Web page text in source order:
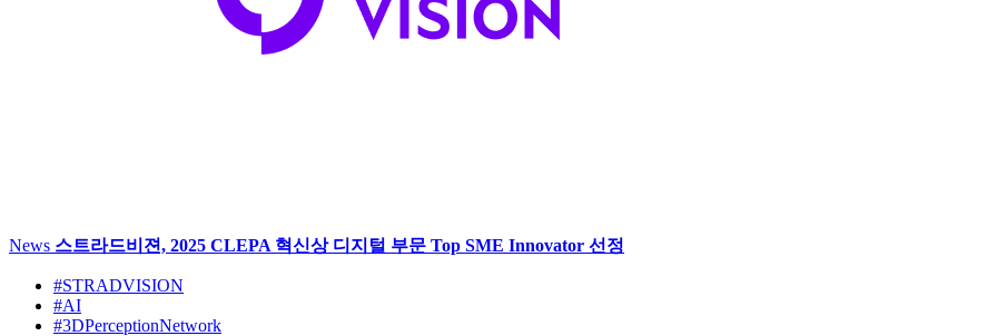
News 스트라드비젼, 2025 CLEPA 혁신상 디지털 부문 Top SME Innovator 선정
#STRADVISION
#AI
#3DPerceptionNetwork